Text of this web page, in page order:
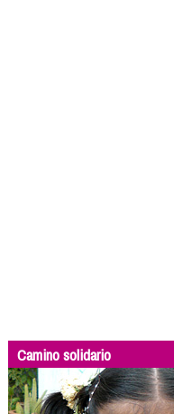
Camino solidario